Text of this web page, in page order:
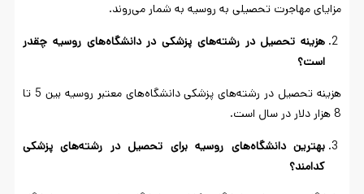
مزایای مهاجرت تحصیلی به روسیه به شمار می‌روند.
هزینه تحصیل در رشته‌های پزشکی در دانشگاه‌های روسیه چقدر
است؟
هزینه تحصیل در رشته‌های پزشکی دانشگاه‌های معتبر روسیه بین 5 تا
8 هزار دلار در سال است.
بهترین دانشگاه‌های روسیه برای تحصیل در رشته‌های پزشکی
کدامند؟